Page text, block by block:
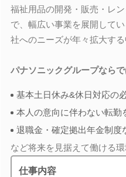
福祉用品の開発・販売・レ
で、幅広い事業を展開して
社へのニーズが年々拡大す
パナソニックグループならで
基本土日休み&休日対応の
本人の意向に伴わない転勤
退職金・確定拠出年金制度
など将来を見据えて働ける
仕事内容